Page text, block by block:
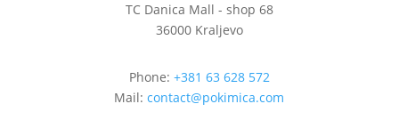
TC Danica Mall - shop 68
36000 Kraljevo
Phone: +381 63 628 572
Mail:contact@pokimica.com